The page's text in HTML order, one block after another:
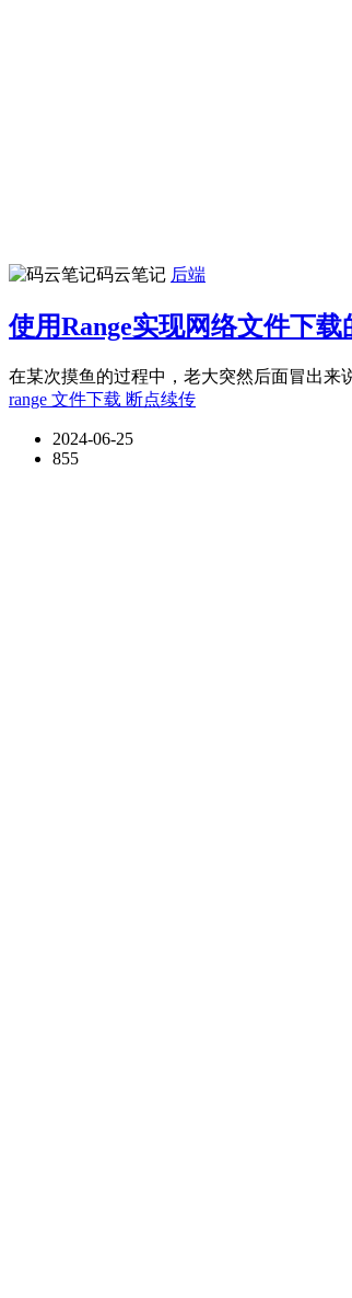
码云笔记 后端
使用Range实现网络文件下载
在某次摸鱼的过程中，老大突然后面冒出来
range 文件下载 断点续传
2024-06-25
855